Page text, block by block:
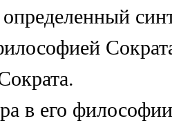
в его